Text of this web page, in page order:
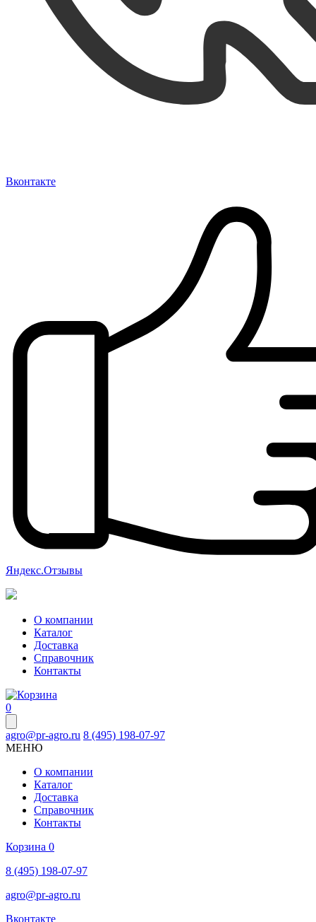
Вконтакте
Яндекс.Отзывы
О компании
Каталог
Доставка
Справочник
Контакты
0
agro@pr-agro.ru 8 (495) 198-07-97
МЕНЮ
О компании
Каталог
Доставка
Справочник
Контакты
Корзина 0
8 (495) 198-07-97
agro@pr-agro.ru
Вконтакте